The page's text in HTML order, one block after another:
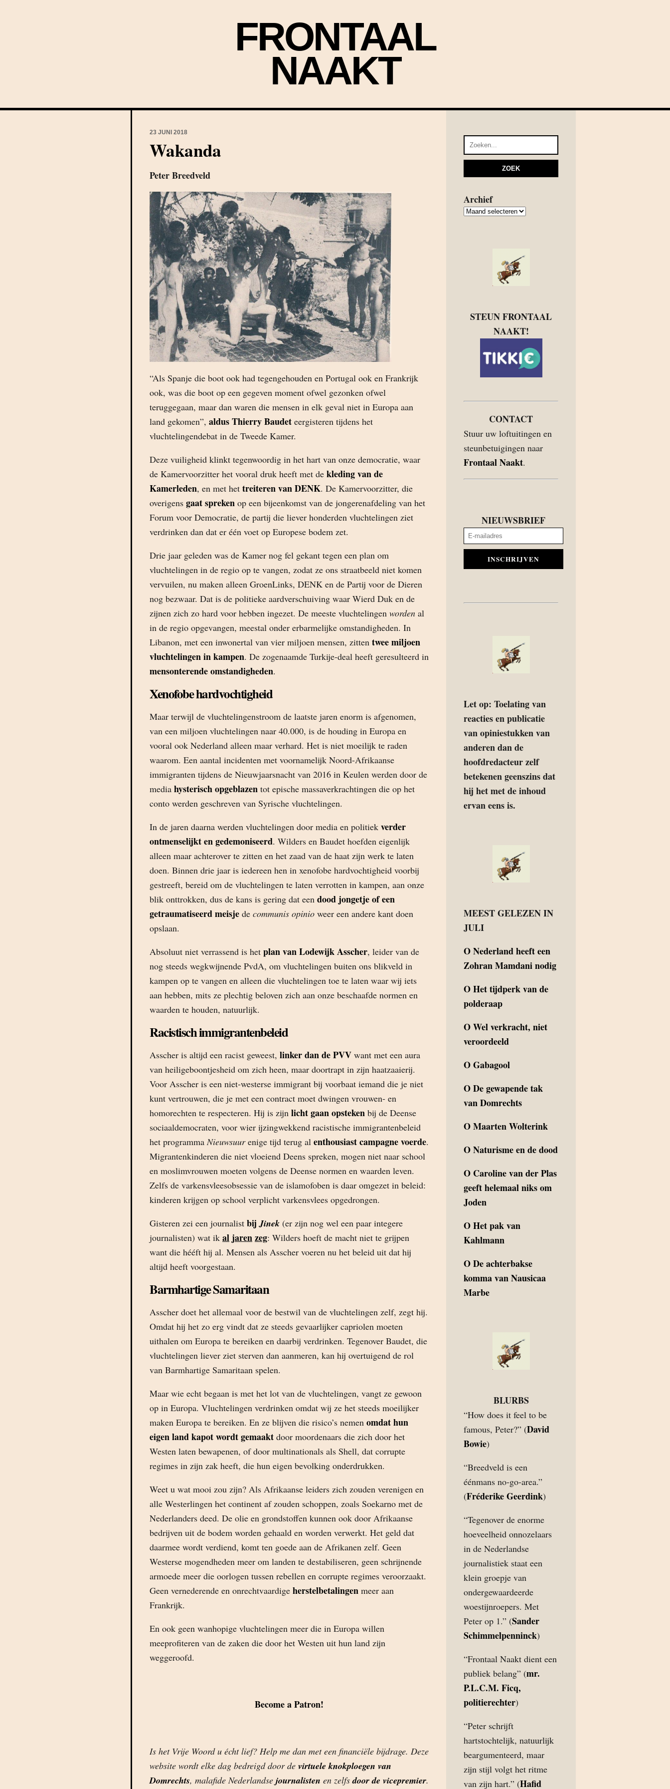
FRONTAAL
NAAKT
23 JUNI 2018
Wakanda
Peter Breedveld
“Als Spanje die boot ook had tegengehouden en Portugal ook en Frankrijk
ook, was die boot op een gegeven moment ofwel gezonken ofwel
teruggegaan, maar dan waren die mensen in elk geval niet in Europa aan
land gekomen”, aldus Thierry Baudet eergisteren tijdens het
vluchtelingendebat in de Tweede Kamer.
Deze vuiligheid klinkt tegenwoordig in het hart van onze democratie, waar
de Kamervoorzitter het vooral druk heeft met de kleding van de
Kamerleden, en met het treiteren van DENK. De Kamervoorzitter, die
overigens gaat spreken op een bijeenkomst van de jongerenafdeling van het
Forum voor Democratie, de partij die liever honderden vluchtelingen ziet
verdrinken dan dat er één voet op Europese bodem zet.
Drie jaar geleden was de Kamer nog fel gekant tegen een plan om
vluchtelingen in de regio op te vangen, zodat ze ons straatbeeld niet komen
vervuilen, nu maken alleen GroenLinks, DENK en de Partij voor de Dieren
nog bezwaar. Dat is de politieke aardverschuiving waar Wierd Duk en de
zijnen zich zo hard voor hebben ingezet. De meeste vluchtelingen worden al
in de regio opgevangen, meestal onder erbarmelijke omstandigheden. In
Libanon, met een inwonertal van vier miljoen mensen, zitten twee miljoen
vluchtelingen in kampen. De zogenaamde Turkije-deal heeft geresulteerd in
mensonterende omstandigheden.
Xenofobe hardvochtigheid
Maar terwijl de vluchtelingenstroom de laatste jaren enorm is afgenomen,
van een miljoen vluchtelingen naar 40.000, is de houding in Europa en
vooral ook Nederland alleen maar verhard. Het is niet moeilijk te raden
waarom. Een aantal incidenten met voornamelijk Noord-Afrikaanse
immigranten tijdens de Nieuwjaarsnacht van 2016 in Keulen werden door de
media hysterisch opgeblazen tot epische massaverkrachtingen die op het
conto werden geschreven van Syrische vluchtelingen.
In de jaren daarna werden vluchtelingen door media en politiek verder
ontmenselijkt en gedemoniseerd. Wilders en Baudet hoefden eigenlijk
alleen maar achterover te zitten en het zaad van de haat zijn werk te laten
doen. Binnen drie jaar is iedereen hen in xenofobe hardvochtigheid voorbij
gestreeft, bereid om de vluchtelingen te laten verrotten in kampen, aan onze
blik onttrokken, dus de kans is gering dat een dood jongetje of een
getraumatiseerd meisje de communis opinio weer een andere kant doen
opslaan.
Absoluut niet verrassend is het plan van Lodewijk Asscher, leider van de
nog steeds wegkwijnende PvdA, om vluchtelingen buiten ons blikveld in
kampen op te vangen en alleen die vluchtelingen toe te laten waar wij iets
aan hebben, mits ze plechtig beloven zich aan onze beschaafde normen en
waarden te houden, natuurlijk.
Racistisch immigrantenbeleid
Asscher is altijd een racist geweest, linker dan de PVV want met een aura
van heiligeboontjesheid om zich heen, maar doortrapt in zijn haatzaaierij.
Voor Asscher is een niet-westerse immigrant bij voorbaat iemand die je niet
kunt vertrouwen, die je met een contract moet dwingen vrouwen- en
homorechten te respecteren. Hij is zijn licht gaan opsteken bij de Deense
sociaaldemocraten, voor wier ijzingwekkend racistische immigrantenbeleid
het programmaNieuwsuurenige tijd terug al enthousiast campagne voerde.
Migrantenkinderen die niet vloeiend Deens spreken, mogen niet naar school
en moslimvrouwen moeten volgens de Deense normen en waarden leven.
Zelfs de varkensvleesobsessie van de islamofoben is daar omgezet in beleid:
kinderen krijgen op school verplicht varkensvlees opgedrongen.
Gisteren zei een journalist bijJinek (er zijn nog wel een paar integere
journalisten) wat ik al jarenzeg: Wilders hoeft de macht niet te grijpen
want die hééft hij al. Mensen als Asscher voeren nu het beleid uit dat hij
altijd heeft voorgestaan.
Barmhartige Samaritaan
Asscher doet het allemaal voor de bestwil van de vluchtelingen zelf, zegt hij.
Omdat hij het zo erg vindt dat ze steeds gevaarlijker capriolen moeten
uithalen om Europa te bereiken en daarbij verdrinken. Tegenover Baudet, die
vluchtelingen liever ziet sterven dan aanmeren, kan hij overtuigend de rol
van Barmhartige Samaritaan spelen.
Maar wie echt begaan is met het lot van de vluchtelingen, vangt ze gewoon
op in Europa. Vluchtelingen verdrinken omdat wij ze het steeds moeilijker
maken Europa te bereiken. En ze blijven die risico’s nemen omdat hun
eigen land kapot wordt gemaakt door moordenaars die zich door het
Westen laten bewapenen, of door multinationals als Shell, dat corrupte
regimes in zijn zak heeft, die hun eigen bevolking onderdrukken.
Weet u wat mooi zou zijn? Als Afrikaanse leiders zich zouden verenigen en
alle Westerlingen het continent af zouden schoppen, zoals Soekarno met de
Nederlanders deed. De olie en grondstoffen kunnen ook door Afrikaanse
bedrijven uit de bodem worden gehaald en worden verwerkt. Het geld dat
daarmee wordt verdiend, komt ten goede aan de Afrikanen zelf. Geen
Westerse mogendheden meer om landen te destabiliseren, geen schrijnende
armoede meer die oorlogen tussen rebellen en corrupte regimes veroorzaakt.
Geen vernederende en onrechtvaardige herstelbetalingen meer aan
Frankrijk.
En ook geen wanhopige vluchtelingen meer die in Europa willen
meeprofiteren van de zaken die door het Westen uit hun land zijn
weggeroofd.
Become a Patron!
Is het Vrije Woord u écht lief? Help me dan met een financiële bijdrage. Deze
website wordt elke dag bedreigd door de virtuele knokploegen van
Domrechts, malafide Nederlandse journalisten en zelfsdoor de vicepremier.
Archief
Archief
STEUN FRONTAAL
NAAKT!
CONTACT
Stuur uw loftuitingen en
steunbetuigingen naar
Frontaal Naakt.
NIEUWSBRIEF
INSCHRIJVEN
Let op: Toelating van
reacties en publicatie
van opiniestukken van
anderen dan de
hoofdredacteur zelf
betekenen geenszins dat
hij het met de inhoud
ervan eens is.
MEEST GELEZEN IN
JULI
ONederland heeft een
Zohran Mamdani nodig
OHet tijdperk van de
polderaap
OWel verkracht, niet
veroordeeld
OGabagool
ODe gewapende tak
van Domrechts
OMaarten Wolterink
ONaturisme en de dood
O Caroline van der Plas
geeft helemaal niks om
Joden
OHet pak van
Kahlmann
ODe achterbakse
komma van Nausicaa
Marbe
BLURBS
“How does it feel to be
famous, Peter?” (David
Bowie)
“Breedveld is een
éénmans no-go-area.”
(Fréderike Geerdink)
“Tegenover de enorme
hoeveelheid onnozelaars
in de Nederlandse
journalistiek staat een
klein groepje van
ondergewaardeerde
woestijnroepers. Met
Peter op 1.” (Sander
Schimmelpenninck)
“Frontaal Naakt dient een
publiek belang” (mr.
P.L.C.M. Ficq,
politierechter)
“Peter schrijft
hartstochtelijk, natuurlijk
beargumenteerd, maar
zijn stijl volgt het ritme
van zijn hart.” (Hafid